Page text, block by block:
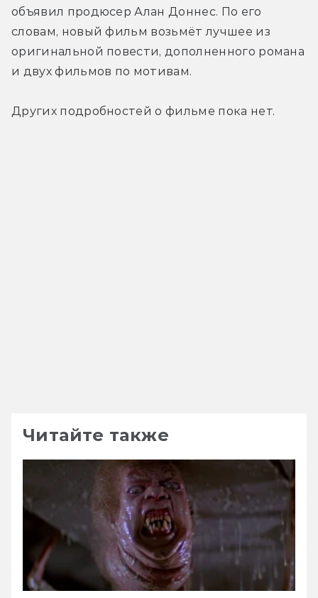
объявил продюсер Алан Доннес. По его
словам, новый фильм возьмёт лучшее из
оригинальной повести, дополненного романа
и двух фильмов по мотивам.
Других подробностей о фильме пока нет.
Читайте также